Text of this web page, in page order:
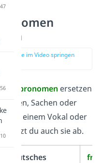
zur Stelle im Video springen
ersetzen
Sachen oder
Vor einem Vokal oder
kürzt du auch sie ab.
deutsches